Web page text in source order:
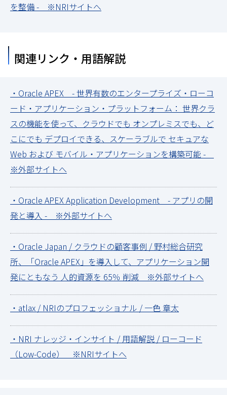
を整備 - ※NRIサイトへ
関連リンク・用語解説
・Oracle APEX - 世界有数のエンタープライズ・ローコ
ード・アプリケーション・プラットフォーム： 世界クラ
スの機能を使って、クラウドでも オンプレミスでも、ど
こにでも デプロイできる、スケーラブルで セキュアな
Web および モバイル・アプリケーションを構築可能 -
※外部サイトへ
・Oracle APEX Application Development - アプリの開
発と導入 - ※外部サイトへ
・Oracle Japan / クラウドの顧客事例 / 野村総合研究
所、「Oracle APEX」を導入して、アプリケーション開
発にともなう 人的資源を 65％ 削減 ※外部サイトへ
・atlax / NRIのプロフェッショナル / 一色 章太
・NRI ナレッジ・インサイト / 用語解説 / ローコード
（Low-Code） ※NRIサイトへ